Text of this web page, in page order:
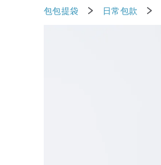
包包提袋 日常包款